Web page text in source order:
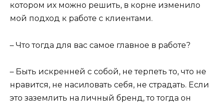
котором их можно решить, в корне изменило
мой подход к работе с клиентами.
– Что тогда для вас самое главное в работе?
– Быть искренней с собой, не терпеть то, что не
нравится, не насиловать себя, не страдать. Если
это заземлить на личный бренд, то тогда он